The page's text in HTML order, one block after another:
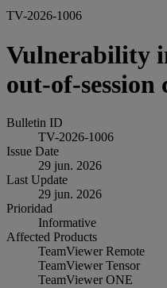
TV-2026-1006
Vulnerability
out-of-session
Bulletin ID
TV-2026-1006
Issue Date
29 jun. 2026
Last Update
29 jun. 2026
Prioridad
Informative
Affected Products
TeamViewer Remote
TeamViewer Tensor
TeamViewer ONE